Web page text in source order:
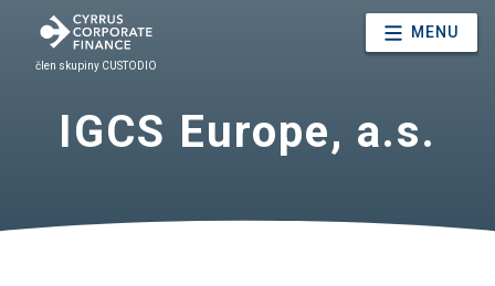
člen skupiny CUSTODIO
MENU
IGCS Europe, a.s.